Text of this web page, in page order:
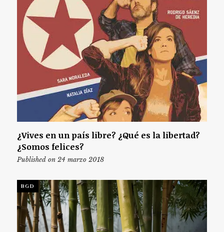
¿Vives en un país libre? ¿Qué es la libertad?
¿Somos felices?
Published on 24 marzo 2018
BGD